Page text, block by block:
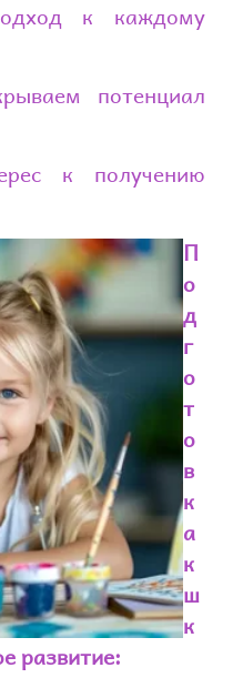
к каждому
потенциал
к получению
П
о
д
г
о
т
о
в
к
а
к
ш
к
развитие: